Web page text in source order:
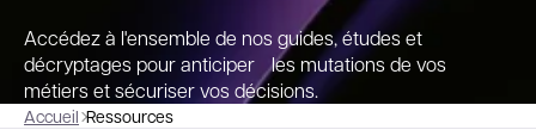
Accédez à l'ensemble de nos guides, études et
décryptages pour anticiper les mutations de vos
métiers et sécuriser vos décisions.
Accueil Ressources